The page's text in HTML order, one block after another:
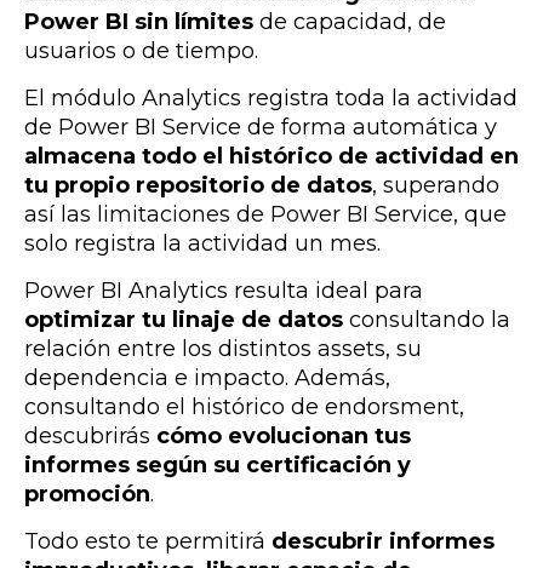
Power BI sin límites de capacidad, de
usuarios o de tiempo.
El módulo Analytics registra toda la actividad
de Power BI Service de forma automática y
almacena todo el histórico de actividad en
tu propio repositorio de datos, superando
así las limitaciones de Power BI Service, que
solo registra la actividad un mes.
Power BI Analytics resulta ideal para
optimizar tu linaje de datos consultando la
relación entre los distintos assets, su
dependencia e impacto. Además,
consultando el histórico de endorsment,
descubrirás cómo evolucionan tus
informes según su certificación y
promoción.
Todo esto te permitirá descubrir informes